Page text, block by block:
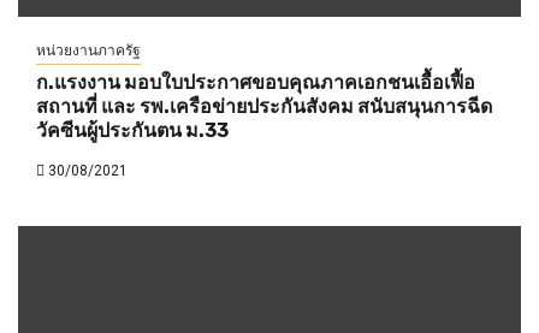
หน่วยงานภาครัฐ
ก.แรงงาน มอบใบประกาศขอบคุณภาคเอกชนเอื้อเฟื้อ
สถานที่ และ รพ.เครือข่ายประกันสังคม สนับสนุนการฉีด
วัคซีนผู้ประกันตน ม.33
30/08/2021